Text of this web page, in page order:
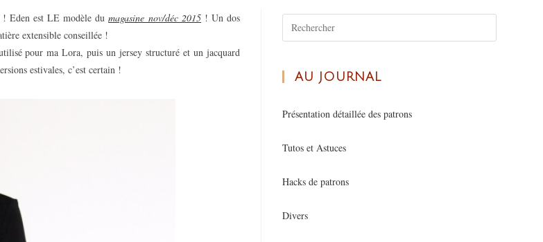
! Eden est LE modèle dumagasine nov/déc 2015 ! Un dos
extensible conseillée !
pour ma Lora, puis un jersey structuré et un jacquard
estivales, c’est certain !
AU JOURNAL
Présentation détaillée des patrons
Tutos et Astuces
Hacks de patrons
Divers